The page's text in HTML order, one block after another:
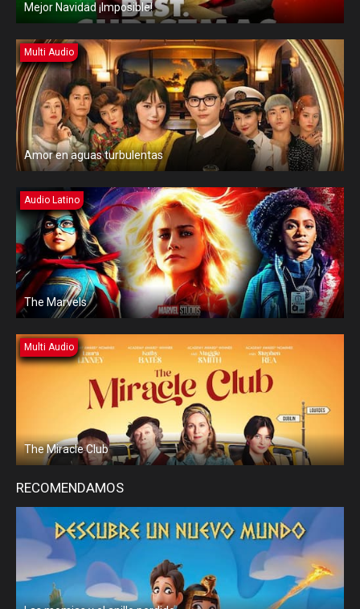
Mejor Navidad ¡Imposible!
Multi Audio
Amor en aguas turbulentas
Audio Latino
The Marvels
Multi Audio
The Miracle Club
RECOMENDAMOS